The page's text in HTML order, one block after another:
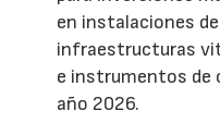
en instalaciones
infraestructuras
e instrumentos de
año 2026.